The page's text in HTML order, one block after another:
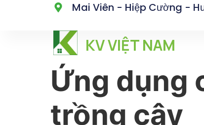
Mai Viên - Hiệp Cường -
KV VIỆT NAM
Ứng dụng
trồng cây